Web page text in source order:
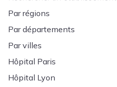
Par régions
Par départements
Par villes
Hôpital Paris
Hôpital Lyon